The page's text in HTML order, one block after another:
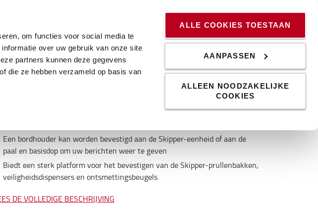
om functies voor social media te
over uw gebruik van onze site
partners kunnen deze gegevens
die ze hebben verzameld op basis van
ALLE COOKIES TOESTAAN
AANPASSEN
ALLEEN NOODZAKELIJKE
COOKIES
De paal- en basiskraag hecht stevig aan de paal door eenvoudig over de
Een bordhouder kan worden bevestigd aan de Skipper-eenheid of aan de
paal en basisdop om uw berichten weer te geven
Biedt een sterk platform voor het bevestigen van de Skipper-prullenbakken,
veiligheidsdispensers en ontsmettingsbeugels
DE VOLLEDIGE BESCHRIJVING